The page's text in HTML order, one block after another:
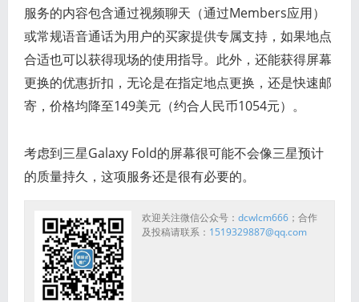
服务的内容包含通过视频聊天（通过Members应用）
或常规语音通话为用户的买家提供专属支持，如果地点
合适也可以获得现场的使用指导。此外，还能获得屏幕
更换的优惠折扣，无论是在指定地点更换，还是快速邮
寄，价格均降至149美元（约合人民币1054元）。
考虑到三星Galaxy Fold的屏幕很可能不会像三星预计
的质量持久，这项服务还是很有必要的。
欢迎关注微信公众号： dcwlcm666；合作
及投稿请联系： 1519329887@qq.com